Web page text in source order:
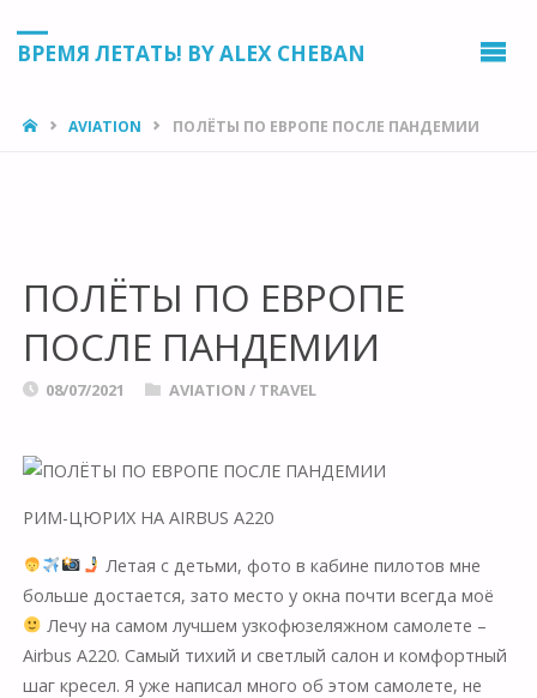
ВРЕМЯ ЛЕТАТЬ! BY ALEX CHEBAN
HOMEAVIATION ПОЛËТЫ ПО ЕВРОПЕ ПОСЛЕ ПАНДЕМИИ
ПОЛËТЫ ПО ЕВРОПЕ
ПОСЛЕ ПАНДЕМИИ
08/07/2021 AVIATION / TRAVEL
РИМ-ЦЮРИХ НА AIRBUS A220
Летая с детьми, фото в кабине пилотов мне
больше достается, зато место у окна почти всегда моё
Лечу на самом лучшем узкофюзеляжном самолете –
Airbus A220. Самый тихий и светлый салон и комфортный
шаг кресел. Я уже написал много об этом самолете, не